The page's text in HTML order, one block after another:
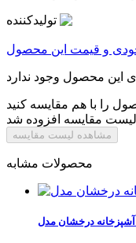
تولیدکننده
مقایسه افزوده شد
مشاهده لیست مقایسه
محصولات مشابه